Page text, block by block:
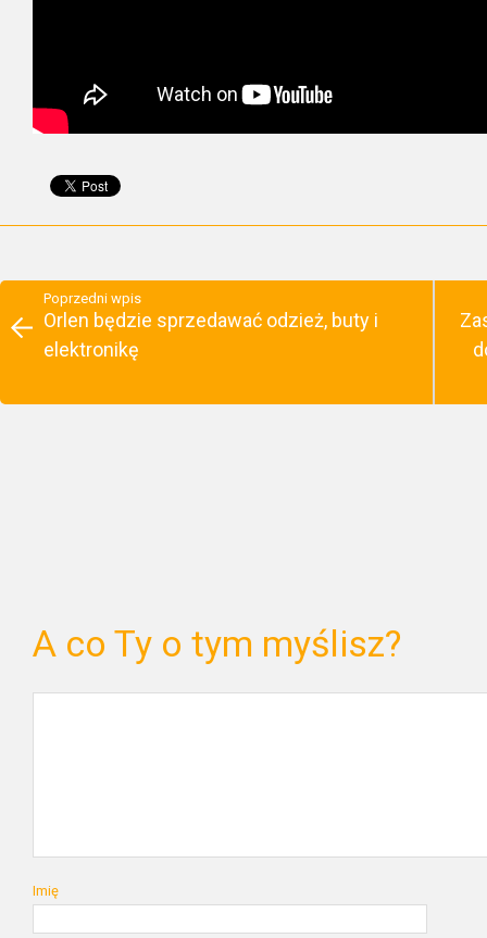
Poprzedni wpis
Orlen będzie sprzedawać odzież, buty i
elektronikę
A co Ty o tym myślisz?
Imię